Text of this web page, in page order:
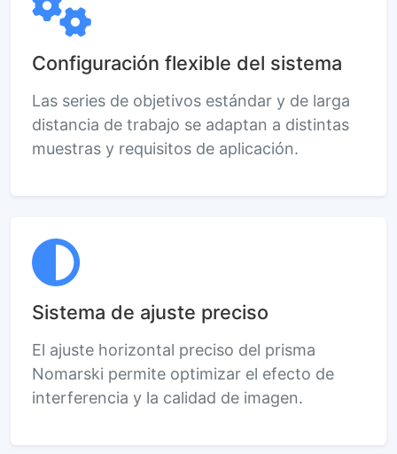
Configuración flexible del sistema
Las series de objetivos estándar y de larga
distancia de trabajo se adaptan a distintas
muestras y requisitos de aplicación.
Sistema de ajuste preciso
El ajuste horizontal preciso del prisma
Nomarski permite optimizar el efecto de
interferencia y la calidad de imagen.